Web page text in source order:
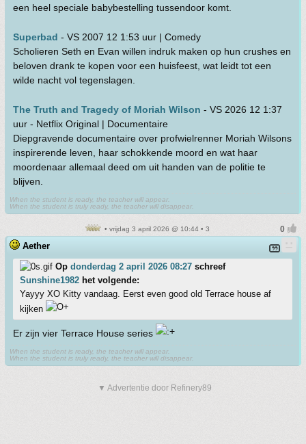
een heel speciale babybestelling tussendoor komt.
Superbad - VS 2007 12 1:53 uur | Comedy
Scholieren Seth en Evan willen indruk maken op hun crushes en
beloven drank te kopen voor een huisfeest, wat leidt tot een
wilde nacht vol tegenslagen.
The Truth and Tragedy of Moriah Wilson - VS 2026 12 1:37
uur - Netflix Original | Documentaire
Diepgravende documentaire over profwielrenner Moriah Wilsons
inspirerende leven, haar schokkende moord en wat haar
moordenaar allemaal deed om uit handen van de politie te
blijven.
When the student is ready, the teacher will appear.
When the student is truly ready, the teacher will disappear.
• vrijdag 3 april 2026 @ 10:44 • 3
Aether
Op donderdag 2 april 2026 08:27 schreef
Sunshine1982 het volgende:
Yayyy XO Kitty vandaag. Eerst even good old Terrace house af
kijken
Er zijn vier Terrace House series
When the student is ready, the teacher will appear.
When the student is truly ready, the teacher will disappear.
▼ Advertentie door Refinery89